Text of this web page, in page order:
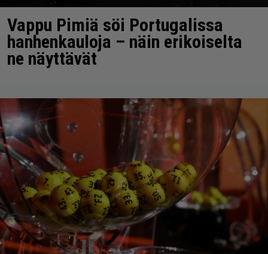
Vappu Pimiä söi Portugalissa
hanhenkauloja – näin erikoiselta
ne näyttävät